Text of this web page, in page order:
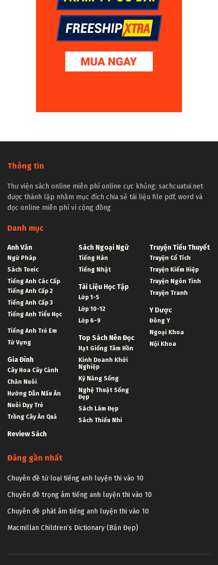
Thông tin
Thư viện sách online miễn phí online cực khủng: sachcuatui.net
được thành lập nhằm mục đích chia sẻ tài liệu file pdf, word và
đọc online miễn phí vì cộng đồng
Danh mục
Anh Văn
Ngữ Pháp
Sách Toeic
Tiếng Anh Các Cấp
Tiếng Anh Cấp 2
Tiếng Anh Cấp 3
Tiếng Anh Tiểu Học
Tiếng Anh Trẻ Em
Từ Vựng
Gia Đình
Cây Hoa Cây Cảnh
Chăn Nuôi
Hướng Dẫn Nấu Ăn
Nuôi Dạy Trẻ
Trồng Cây Ăn Quả
Review Sách
Sách Ngoại Ngữ
Tiếng Hàn
Tiếng Nhật
Tài Liệu Học Tập
Lớp 1-5
Lớp 10-12
Lớp 6-9
Top Sách Nên Đọc
Hạt Giống Tâm Hồn
Kinh Doanh Khởi
Nghiệp
Kỹ Năng Sống
Nghệ Thuật Sống
Đẹp
Sách Làm Đẹp
Sách Thiếu Nhi
Truyện Tiểu Thuyết
Truyện Cổ Tích
Truyện Kiếm Hiệp
Truyện Ngôn Tình
Truyện Tranh
Y Dược
Đông Y
Ngoại Khoa
Nội Khoa
Đăng gần nhất
Chuyên đề từ loại tiếng anh luyện thi vào 10
Chuyên đề trọng âm tiếng anh luyện thi vào 10
Chuyên đề phát âm tiếng anh luyện thi vào 10
Macmillan Children’s Dictionary (Bản Đẹp)